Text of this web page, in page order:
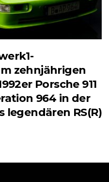
zehnjährigen
Porsche 911
964 in der
legendären RS(R)